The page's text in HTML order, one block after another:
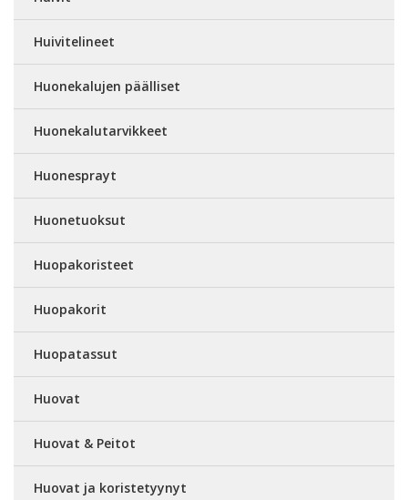
Huivitelineet
Huonekalujen päälliset
Huonekalutarvikkeet
Huonesprayt
Huonetuoksut
Huopakoristeet
Huopakorit
Huopatassut
Huovat
Huovat & Peitot
Huovat ja koristetyynyt